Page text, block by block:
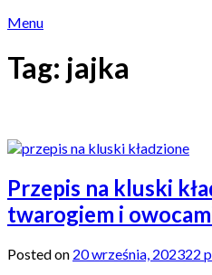
Menu
Tag: jajka
Przepis na kluski
twarogiem i
Posted on 20 września, 202322